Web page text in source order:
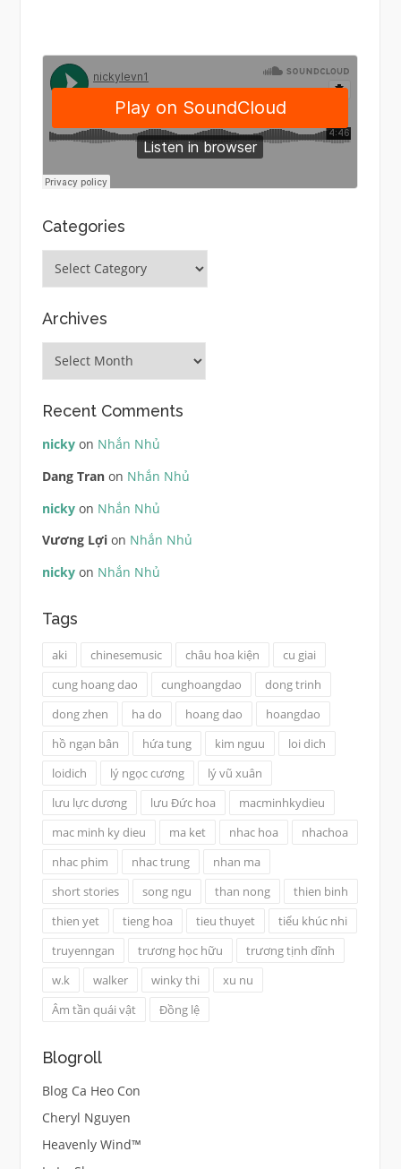
Categories
Archives
Archives
Recent Comments
nickyon Nhắn Nhủ
Dang Tranon Nhắn Nhủ
nickyon Nhắn Nhủ
Vương Lợion Nhắn Nhủ
nickyon Nhắn Nhủ
Tags
aki chinesemusic châu hoa kiện
cu giai
cung hoang dao
cunghoangdao
dong trinh
dong zhen
ha do hoang dao
hoangdao
hồ ngạn bân
hứa tung kim nguu
loi dich
loidich
lý ngọc cương
lý vũ xuân
lưu lực dương
lưu Đức hoa
macminhkydieu
mac minh ky dieu
ma ket nhac hoa
nhachoa
nhac phim
nhac trung
nhan ma
short stories
song ngu than nong
thien binh
thien yet
tieng hoa tieu thuyet
tiểu khúc nhi
truyenngan
trương học hữu
trương tịnh dĩnh
w.k
walker winky thi
xu nu
Âm tần quái vật
Đồng lệ
Blogroll
Blog Ca Heo Con
Cheryl Nguyen
Heavenly Wind™